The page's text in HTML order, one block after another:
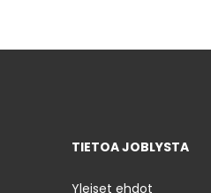
TIETOA JOBLYSTA
Yleiset ehdot